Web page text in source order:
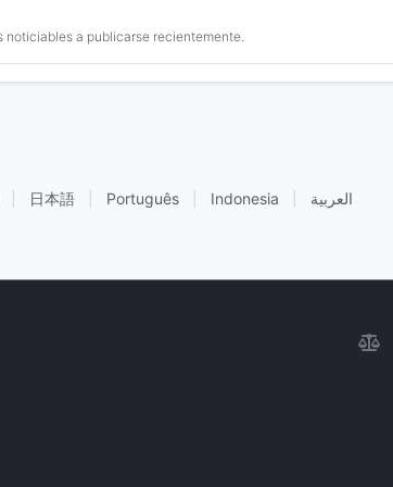
a publicarse recientemente.
日本語 Português Indonesia العربية